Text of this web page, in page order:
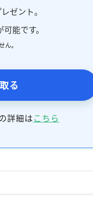
ゼント。
能です。
。
る
詳細はこちら